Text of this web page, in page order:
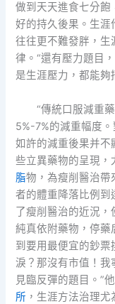
做到天天進食七分
好的持久後果。生涯
往往更不難發胖，生
律。“還有壓力題目
是生涯壓力，都能夠
“傳統口服減重
5%-7%的減重幅度
如許的減重後果并不
些立異藥物的呈現，
脂物，為瘦削醫治帶
者的體重降落比例到
了瘦削醫治的近況，
純真依附藥物，停藥
到要用最便宜的鈔
淚？那沒有市值！
見臨反彈的題目。”
所 ，生涯方法治理